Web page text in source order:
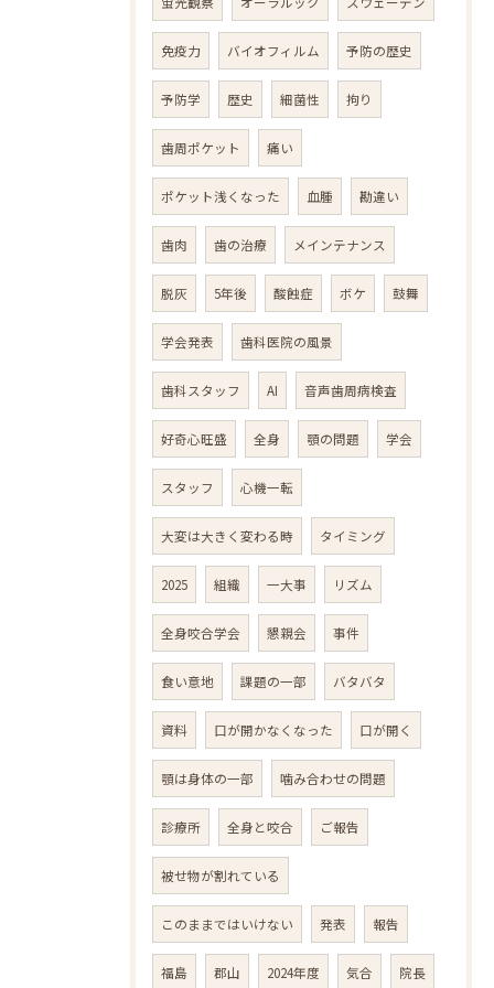
免疫力 バイオフィルム 予防の歴史
予防学 歴史 細菌性 拘り
歯周ポケット 痛い
ポケット浅くなった 血腫 勘違い
歯肉 歯の治療 メインテナンス
脱灰 5年後 酸蝕症 ボケ 鼓舞
学会発表 歯科医院の風景
歯科スタッフ AI 音声歯周病検査
好奇心旺盛 全身 顎の問題 学会
スタッフ 心機一転
大変は大きく変わる時 タイミング
2025 組織 一大事 リズム
全身咬合学会 懇親会 事件
食い意地 課題の一部 バタバタ
資料 口が開かなくなった 口が開く
顎は身体の一部 噛み合わせの問題
診療所 全身と咬合 ご報告
被せ物が割れている
このままではいけない 発表 報告
福島 郡山 2024年度 気合 院長